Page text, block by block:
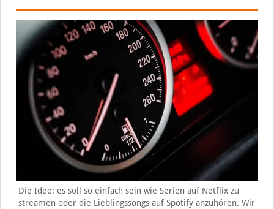
Die Idee: es soll so einfach sein wie Serien auf Netflix zu
streamen oder die Lieblingssongs auf Spotify anzuhören. Wir